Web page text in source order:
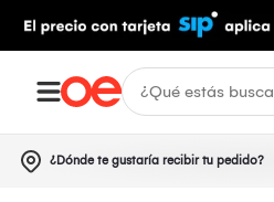
¿Dónde te gustaría recibir tu pedido?